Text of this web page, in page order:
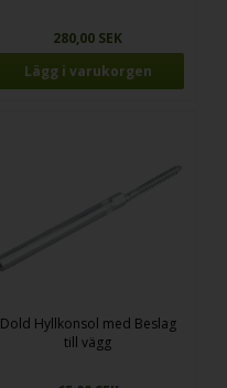
280,00 SEK
Dold Hyllkonsol med Beslag
till vägg